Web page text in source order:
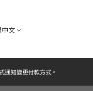
文
通知變更付款方式。